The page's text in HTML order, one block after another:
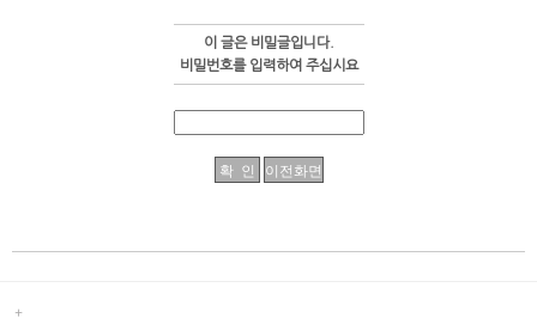
이 글은 비밀글입니다.
비밀번호를 입력하여 주십시요